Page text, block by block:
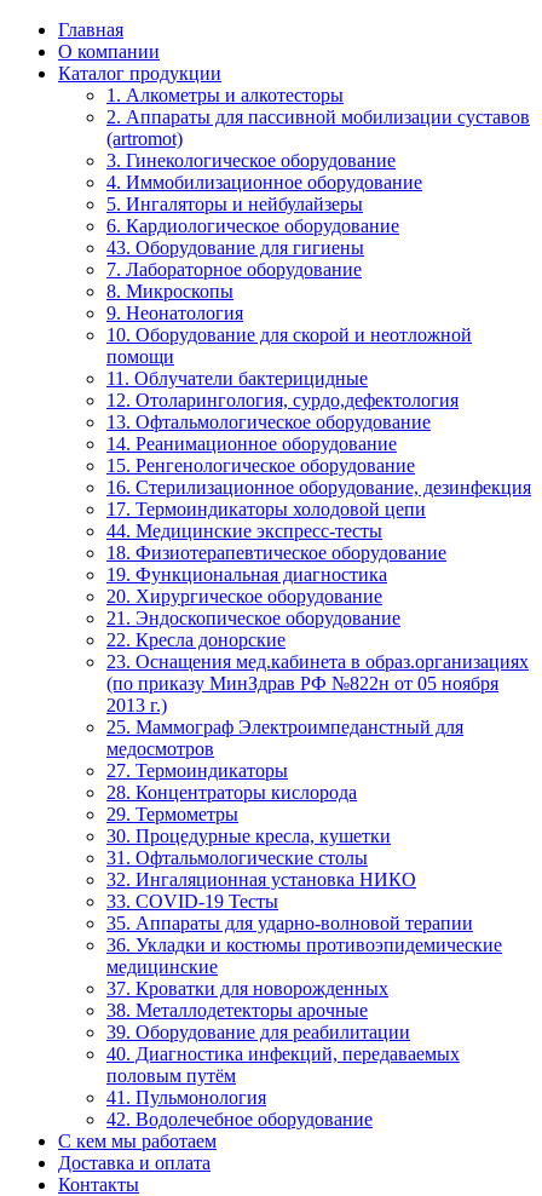
Главная
О компании
Каталог продукции
1. Алкометры и алкотесторы
2. Аппараты для пассивной мобилизации суставов
(artromot)
3. Гинекологическое оборудование
4. Иммобилизационное оборудование
5. Ингаляторы и нейбулайзеры
6. Кардиологическое оборудование
43. Оборудование для гигиены
7. Лабораторное оборудование
8. Микроскопы
9. Неонатология
10. Оборудование для скорой и неотложной
помощи
11. Облучатели бактерицидные
12. Отоларингология, сурдо,дефектология
13. Офтальмологическое оборудование
14. Реанимационное оборудование
15. Ренгенологическое оборудование
16. Стерилизационное оборудование, дезинфекция
17. Термоиндикаторы холодовой цепи
44. Медицинские экспресс-тесты
18. Физиотерапевтическое оборудование
19. Функциональная диагностика
20. Хирургическое оборудование
21. Эндоскопическое оборудование
22. Кресла донорские
23. Оснащения мед.кабинета в образ.организациях
(по приказу МинЗдрав РФ №822н от 05 ноября
2013 г.)
25. Маммограф Электроимпеданстный для
медосмотров
27. Термоиндикаторы
28. Концентраторы кислорода
29. Термометры
30. Процедурные кресла, кушетки
31. Офтальмологические столы
32. Ингаляционная установка НИКО
33. COVID-19 Тесты
35. Аппараты для ударно-волновой терапии
36. Укладки и костюмы противоэпидемические
медицинские
37. Кроватки для новорожденных
38. Металлодетекторы арочные
39. Оборудование для реабилитации
40. Диагностика инфекций, передаваемых
половым путём
41. Пульмонология
42. Водолечебное оборудование
С кем мы работаем
Доставка и оплата
Контакты